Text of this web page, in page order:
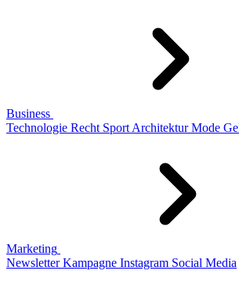
Business
Technologie Recht Sport Architektur Mode
Marketing
Newsletter Kampagne Instagram Social Media